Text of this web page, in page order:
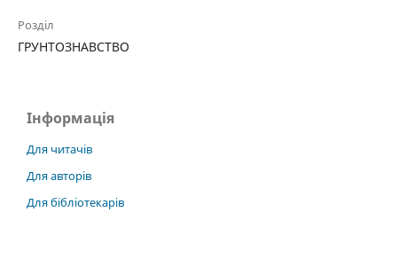
Розділ
ГРУНТОЗНАВСТВО
Інформація
Для читачів
Для авторів
Для бібліотекарів